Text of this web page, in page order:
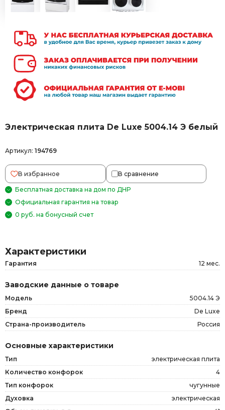
Электрическая плита De Luxe 5004.14 Э белый
Артикул: 194769
В избранное В сравнение
Бесплатная доставка на дом по ДНР
Официальная гарантия на товар
0 руб. на бонусный счет
Характеристики
Гарантия 12 мес.
Заводские данные о товаре
Модель
5004.14 Э
Бренд
De Luxe
Страна-производитель
Россия
Основные характеристики
Тип
электрическая плита
Количество конфорок
4
Тип конфорок
чугунные
Духовка
электрическая